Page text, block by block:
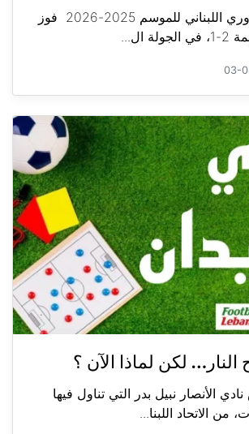
الأنصار بطلًا للدوري اللبناني للموسم 2025-2026 فوز
ال...
03-
النار… لكن لماذا الآن ؟
الأنصار نبيل بدر التي تناول فيها
من الاتحاد اللبنا...